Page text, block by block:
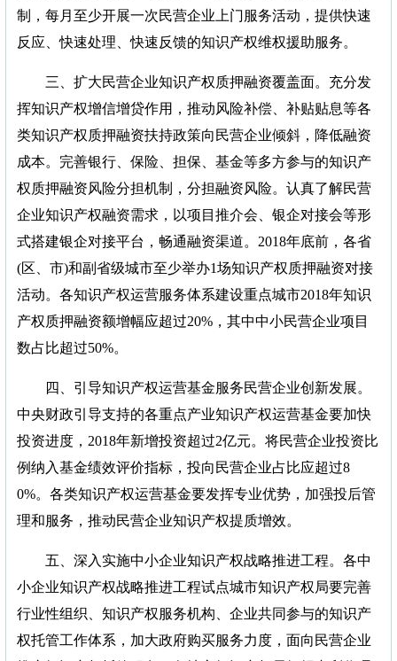
制，每月至少开展一次民营企业上门服务活动，提供快速
反应、快速处理、快速反馈的知识产权维权援助服务。
三、扩大民营企业知识产权质押融资覆盖面。充分发
挥知识产权增信增贷作用，推动风险补偿、补贴贴息等各
类知识产权质押融资扶持政策向民营企业倾斜，降低融资
成本。完善银行、保险、担保、基金等多方参与的知识产
权质押融资风险分担机制，分担融资风险。认真了解民营
企业知识产权融资需求，以项目推介会、银企对接会等形
式搭建银企对接平台，畅通融资渠道。2018年底前，各省
(区、市)和副省级城市至少举办1场知识产权质押融资对接
活动。各知识产权运营服务体系建设重点城市2018年知识
产权质押融资额增幅应超过20%，其中中小民营企业项目
数占比超过50%。
四、引导知识产权运营基金服务民营企业创新发展。
中央财政引导支持的各重点产业知识产权运营基金要加快
投资进度，2018年新增投资超过2亿元。将民营企业投资比
例纳入基金绩效评价指标，投向民营企业占比应超过8
0%。各类知识产权运营基金要发挥专业优势，加强投后管
理和服务，推动民营企业知识产权提质增效。
五、深入实施中小企业知识产权战略推进工程。各中
小企业知识产权战略推进工程试点城市知识产权局要完善
行业性组织、知识产权服务机构、企业共同参与的知识产
权托管工作体系，加大政府购买服务力度，面向民营企业